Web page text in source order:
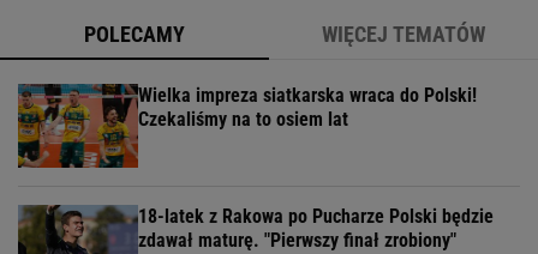
POLECAMY WIĘCEJ TEMATÓW
Wielka impreza siatkarska wraca do Polski!
Czekaliśmy na to osiem lat
18-latek z Rakowa po Pucharze Polski będzie
zdawał maturę. "Pierwszy finał zrobiony"